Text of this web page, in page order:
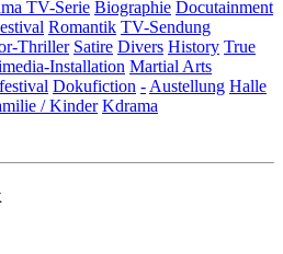
TV-Serie Biographie Docutainment
Romantik TV-Sendung
Thriller Satire Divers History True
Installation Martial Arts
Dokufiction - Austellung Halle
/ Kinder Kdrama